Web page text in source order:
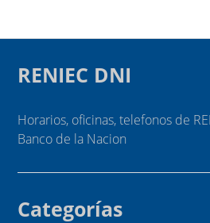
RENIEC DNI
Horarios, oficinas, telefonos de
Banco de la Nacion
Categorías